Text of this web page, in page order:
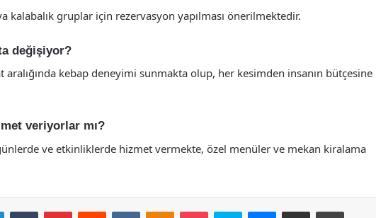
kalabalık gruplar için rezervasyon yapılması önerilmektedir.
değişiyor?
aralığında kebap deneyimi sunmakta olup, her kesimden insanın bütçesine
veriyorlar mı?
ve etkinliklerde hizmet vermekte, özel menüler ve mekan kiralama
LinkedInTumblr PinterestReddit VKontakteOdnoklassniki
Pocket Skype Messenger
E-Posta ile paylaş Yazdır